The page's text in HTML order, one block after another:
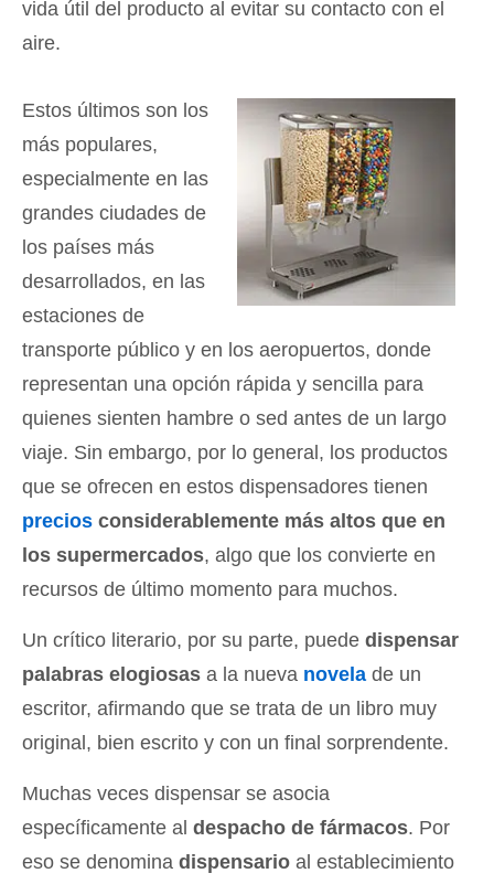
vida útil del producto al evitar su contacto con el
aire.
Estos últimos son los
más populares,
especialmente en las
grandes ciudades de
los países más
desarrollados, en las
estaciones de
transporte público y en los aeropuertos, donde
representan una opción rápida y sencilla para
quienes sienten hambre o sed antes de un largo
viaje. Sin embargo, por lo general, los productos
que se ofrecen en estos dispensadores tienen
precios considerablemente más altos que en
los supermercados, algo que los convierte en
recursos de último momento para muchos.
Un crítico literario, por su parte, puede dispensar
palabras elogiosas a la nueva novela de un
escritor, afirmando que se trata de un libro muy
original, bien escrito y con un final sorprendente.
Muchas veces dispensar se asocia
específicamente al despacho de fármacos. Por
eso se denomina dispensario al establecimiento